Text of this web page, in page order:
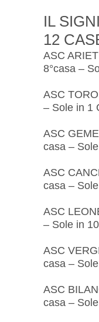
IL
12
ASC
8°casa –
ASC
– Sole in 1
ASC
casa –
ASC
casa –
ASC
– Sole in
ASC
casa –
ASC
casa –